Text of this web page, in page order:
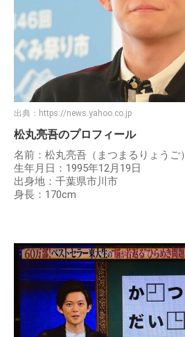
出典： https://news.yahoo.co.jp
松丸亮吾のプロフィール
名前：松丸亮吾（まつまるりょうご）
生年月日：1995年12月19日
出身地：千葉県市川市
身長：170cm